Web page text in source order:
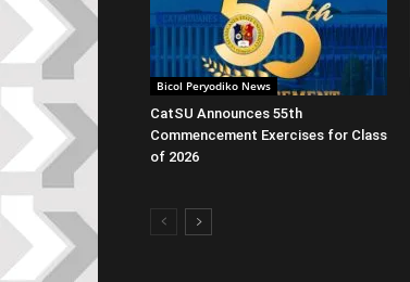
Bicol Peryodiko News
CatSU Announces 55th
Commencement Exercises for Class
of 2026